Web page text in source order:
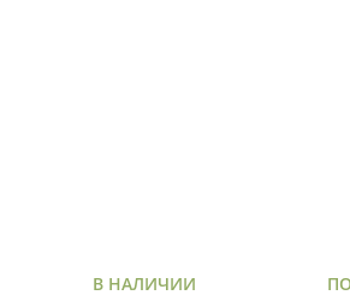
В НАЛИЧИИ